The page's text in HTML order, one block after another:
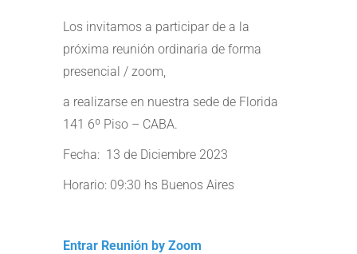
Los invitamos a participar de a la
próxima reunión ordinaria de forma
presencial / zoom,
a realizarse en nuestra sede de Florida
141 6º Piso – CABA.
Fecha: 13 de Diciembre 2023
Horario: 09:30 hs Buenos Aires
Entrar Reunión by Zoom